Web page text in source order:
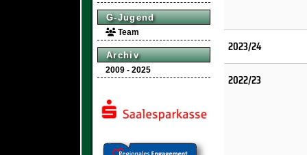
G-Jugend
Team
Archiv
2009 - 2025
2023/24
2022/23